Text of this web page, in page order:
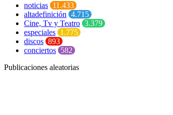
noticias 11.433
altadefinición 4.715
Cine, Tv y Teatro 3.379
especiales 1.775
discos 893
conciertos 582
Publicaciones aleatorias